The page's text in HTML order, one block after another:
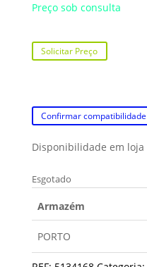
Preço sob consulta
Solicitar Preço
Confirmar compatibilidade
Disponibilidade em loja
Esgotado
Armazém
PORTO